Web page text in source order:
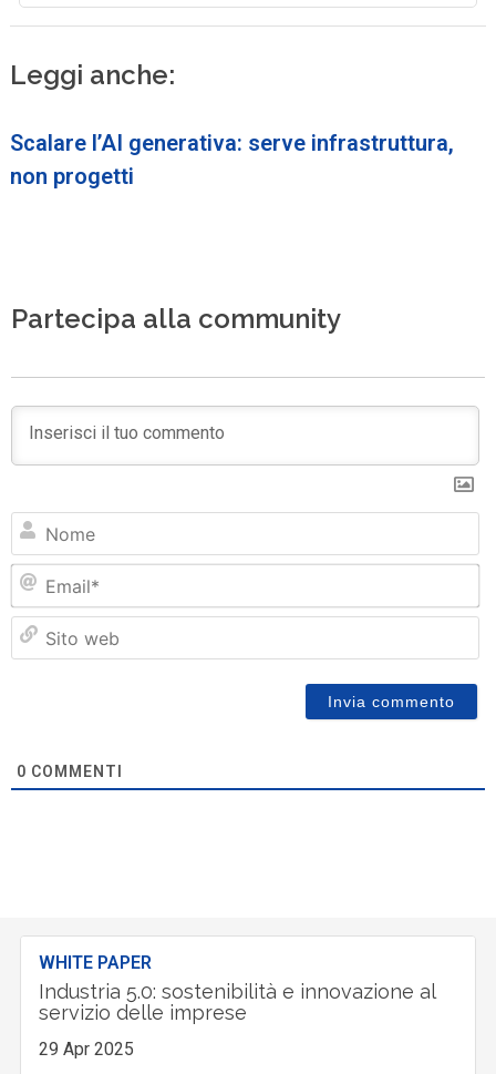
Leggi anche:
Scalare l’AI generativa: serve infrastruttura,
non progetti
Partecipa alla community
0 COMMENTI
WHITE PAPER
Industria 5.0: sostenibilità e innovazione al
servizio delle imprese
29 Apr 2025